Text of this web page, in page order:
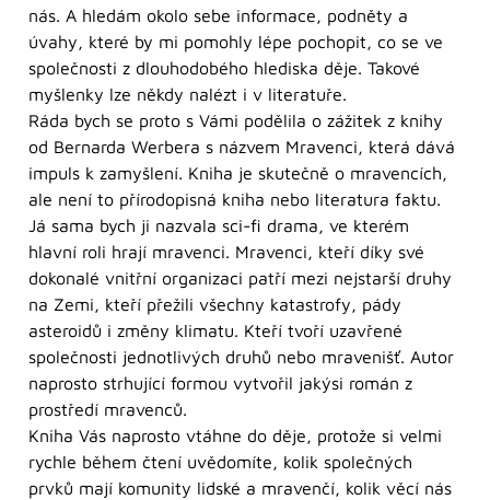
nás. A hledám okolo sebe informace, podněty a
úvahy, které by mi pomohly lépe pochopit, co se ve
společnosti z dlouhodobého hlediska děje. Takové
myšlenky lze někdy nalézt i v literatuře.
Ráda bych se proto s Vámi podělila o zážitek z knihy
od Bernarda Werbera s názvem Mravenci, která dává
impuls k zamyšlení. Kniha je skutečně o mravencích,
ale není to přírodopisná kniha nebo literatura faktu.
Já sama bych ji nazvala sci-fi drama, ve kterém
hlavní roli hrají mravenci. Mravenci, kteří díky své
dokonalé vnitřní organizaci patří mezi nejstarší druhy
na Zemi, kteří přežili všechny katastrofy, pády
asteroidů i změny klimatu. Kteří tvoří uzavřené
společnosti jednotlivých druhů nebo mravenišť. Autor
naprosto strhující formou vytvořil jakýsi román z
prostředí mravenců.
Kniha Vás naprosto vtáhne do děje, protože si velmi
rychle během čtení uvědomíte, kolik společných
prvků mají komunity lidské a mravenčí, kolik věcí nás